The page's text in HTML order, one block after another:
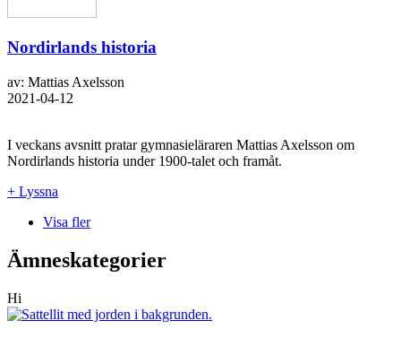
Nordirlands historia
av: Mattias Axelsson
2021-04-12
I veckans avsnitt pratar gymnasieläraren Mattias Axelsson om
Nordirlands historia under 1900-talet och framåt.
+ Lyssna
Visa fler
Ämneskategorier
Hi